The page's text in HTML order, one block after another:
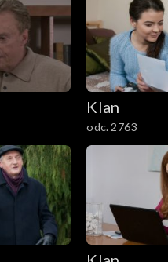
Klan
odc. 2763